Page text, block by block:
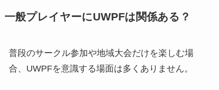
一般プレイヤーにUWPFは関係ある？
普段のサークル参加や地域大会だけを楽しむ場
合、UWPFを意識する場面は多くありません。